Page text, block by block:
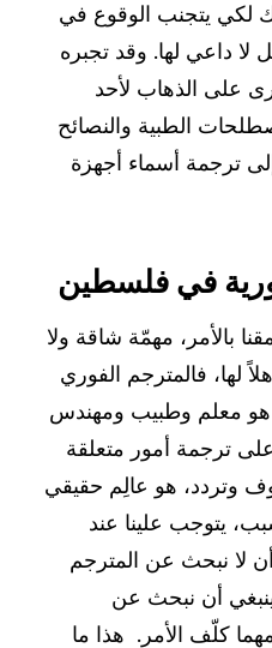
لكي يتجنب الوقوع في
داعي لها. وقد تجبره
على الذهاب لأحد
الطبية والنصائح
ترجمة أسماء أجهزة
في فلسطين
بالأمر، مهمّة شاقة ولا
لها، فالمترجم الفوري
هو معلم وطبيب ومهندس
ترجمة أمور متعلقة
وتردد، هو عالِم حقيقي
يتوجب علينا عند
لا نبحث عن المترجم
ينبغي أن نبحث عن
كلّف الأمر. هذا ما